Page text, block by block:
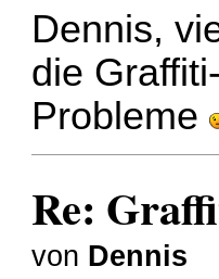
Dennis,
die
Probleme
Re:
von Dennis